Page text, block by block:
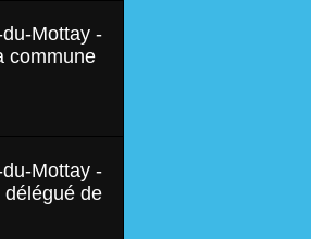
Mottay -
commune
Mottay -
délégué de